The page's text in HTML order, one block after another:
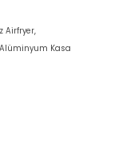
Airfryer,
Alüminyum Kasa